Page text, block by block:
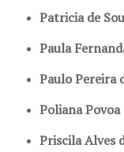
Patricia de
Paula
Paulo Pereira
Poliana Povoa
Priscila Alves